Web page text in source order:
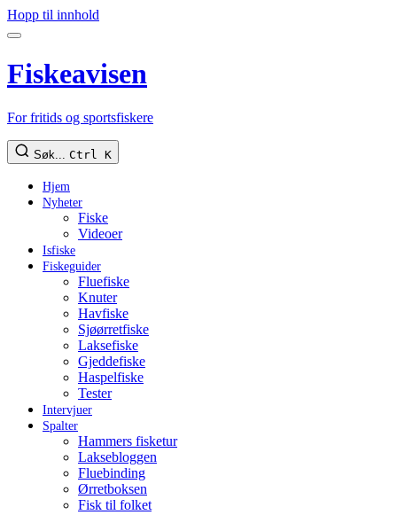
Hopp til innhold
Fiskeavisen
For fritids og sportsfiskere
Søk... Ctrl K
Hjem
Nyheter
Fiske
Videoer
Isfiske
Fiskeguider
Fluefiske
Knuter
Havfiske
Sjøørretfiske
Laksefiske
Gjeddefiske
Haspelfiske
Tester
Intervjuer
Spalter
Hammers fisketur
Laksebloggen
Fluebinding
Ørretboksen
Fisk til folket